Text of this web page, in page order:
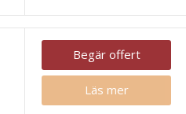
Begär offert
Läs mer